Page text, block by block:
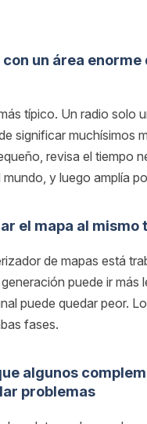
con un área enorme
típico. Un radio solo
significar muchísimos
revisa el tiempo
mundo, y luego amplía
el mapa al mismo
de mapas está
puede ir más
puede quedar peor.
fases.
algunos
problemas